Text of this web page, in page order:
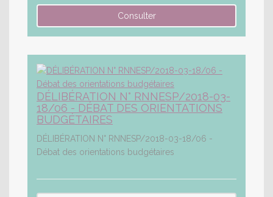
DÉLIBÉRATION N° RNNESP/2018-03-
18/06 - DÉBAT DES ORIENTATIONS
BUDGÉTAIRES
DÉLIBÉRATION N° RNNESP/2018-03-18/06 -
Débat des orientations budgétaires